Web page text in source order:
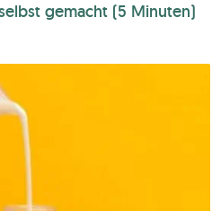
gemacht (5 Minuten)